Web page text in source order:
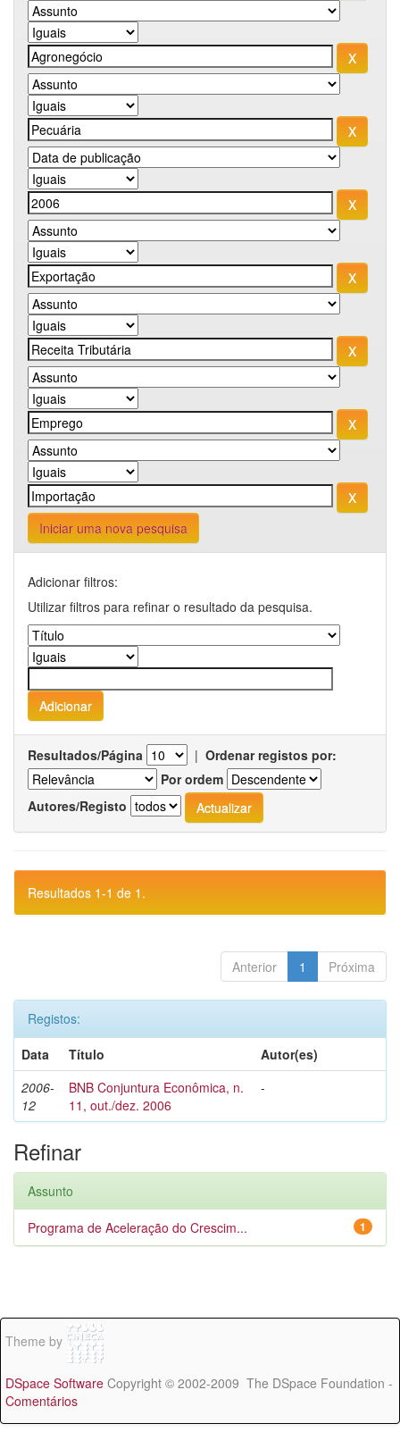
Iniciar uma nova pesquisa
Adicionar filtros:
Utilizar filtros para refinar o resultado da pesquisa.
Resultados/Página | Ordenar registos por:
Por ordem
Autores/Registo
Resultados 1-1 de 1.
Anterior 1 Próxima
Registos:
Data
Título
Autor(es)
2006-
12
BNB Conjuntura Econômica, n.
11, out./dez. 2006
-
Refinar
Assunto
1
Programa de Aceleração do Crescim...
Theme by
DSpace Software Copyright © 2002-2009 The DSpace Foundation -
Comentários